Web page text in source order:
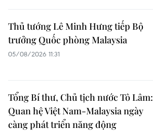
Thủ tướng Lê Minh Hưng tiếp Bộ
trưởng Quốc phòng Malaysia
05/08/2026 11:31
Tổng Bí thư, Chủ tịch nước Tô Lâm:
Quan hệ Việt Nam-Malaysia ngày
càng phát triển năng động